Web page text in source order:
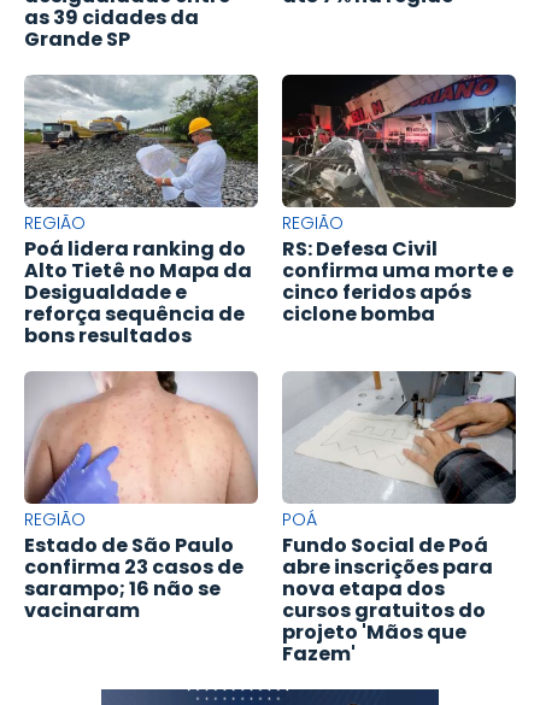
as 39 cidades da
Grande SP
REGIÃO
Poá lidera ranking do
Alto Tietê no Mapa da
Desigualdade e
reforça sequência de
bons resultados
REGIÃO
RS: Defesa Civil
confirma uma morte e
cinco feridos após
ciclone bomba
REGIÃO
Estado de São Paulo
confirma 23 casos de
sarampo; 16 não se
vacinaram
POÁ
Fundo Social de Poá
abre inscrições para
nova etapa dos
cursos gratuitos do
projeto 'Mãos que
Fazem'